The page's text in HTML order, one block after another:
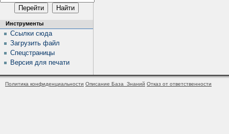
Инструменты
Ссылки сюда
Загрузить файл
Спецстраницы
Версия для печати
Политика конфиденциальности Описание База_Знаний Отказ от ответственности